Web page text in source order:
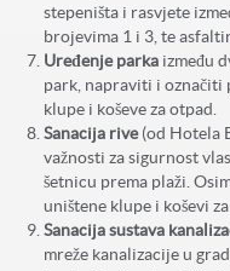
stepeništa i rasvjete
brojevima 1 i 3, te
Uređenje parka između
park, napraviti i označiti
klupe i koševe za otpad.
Sanacija rive(od Hotela
važnosti za sigurnost
šetnicu prema plaži.
uništene klupe i koševi
Sanacija sustava
mreže kanalizacije u